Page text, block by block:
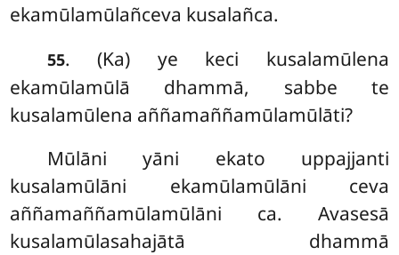
ekamūlamūlañceva kusalañca.
55. (Ka) ye keci kusalamūlena
ekamūlamūlā dhammā, sabbe te
kusalamūlena aññamaññamūlamūlāti?
Mūlāni yāni ekato uppajjanti
kusalamūlāni ekamūlamūlāni ceva
aññamaññamūlamūlāni ca. Avasesā
kusalamūlasahajātā dhammā